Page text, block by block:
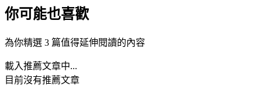
你可能也喜歡
為你精選 3 篇值得延伸閱讀的內容
載入推薦文章中...
目前沒有推薦文章